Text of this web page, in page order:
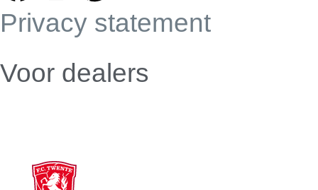
Privacy statement
Voor dealers